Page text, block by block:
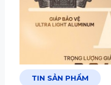
TIN SẢN PHẨM